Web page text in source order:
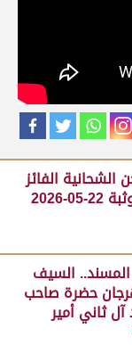
متحدثاً عن
الذهبي للحيل
الفائز
المسند.. السيف
حضرة صاحب
ثاني أمير